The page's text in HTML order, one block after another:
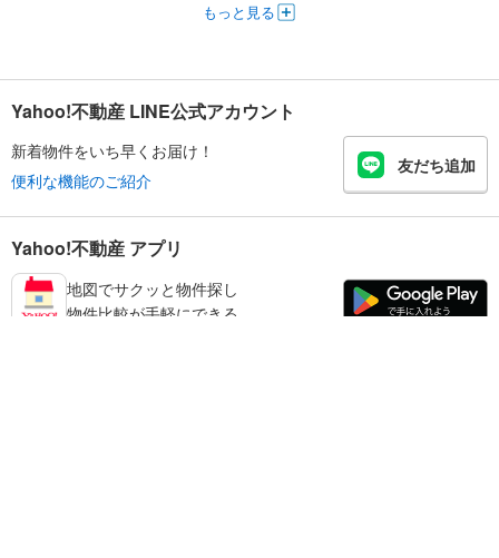
もっと見る
Yahoo!不動産 LINE公式アカウント
新着物件をいち早くお届け！
便利な機能のご紹介
友だち追加
Yahoo!不動産 アプリ
地図でサクッと物件探し
物件比較が手軽にできる